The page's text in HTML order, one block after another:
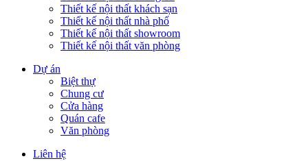
Thiết kế nội thất khách sạn
Thiết kế nội thất nhà phố
Thiết kế nội thất showroom
Thiết kế nội thất văn phòng
Dự án
Biệt thự
Chung cư
Cửa hàng
Quán cafe
Văn phòng
Liên hệ